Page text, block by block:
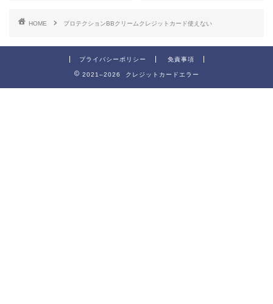
HOME プロテクションBBクリームクレジットカード使えない
プライバシーポリシー 免責事項
2021–2026 クレジットカードエラー